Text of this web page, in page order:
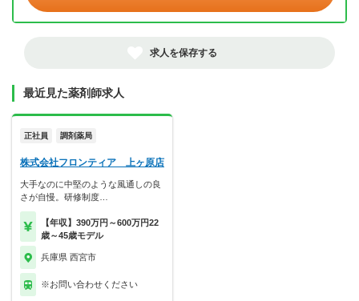
求人を保存する
最近見た薬剤師求人
正社員 調剤薬局
株式会社フロンティア 上ヶ原店
大手なのに中堅のような風通しの良
さが自慢。研修制度…
【年収】390万円～600万円22
歳～45歳モデル
兵庫県 西宮市
※お問い合わせください